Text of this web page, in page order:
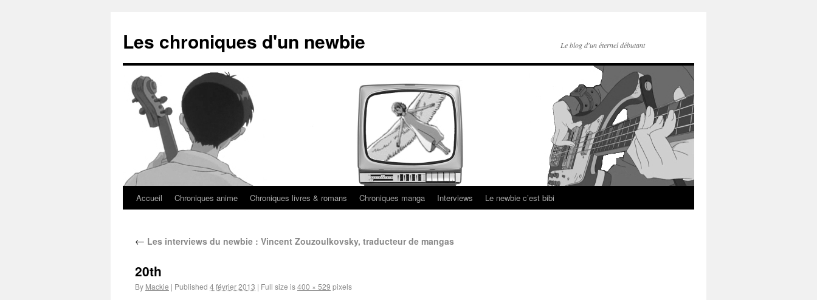
Les chroniques d'un newbie Le blog d'un éternel débutant
Accueil Chroniques anime Chroniques livres & romans Chroniques manga Interviews Le newbie c’est bibi
← Les interviews du newbie : Vincent Zouzoulkovsky, traducteur de mangas
20th
By Mackie | Published 4 février 2013 | Full size is400 × 529 pixels